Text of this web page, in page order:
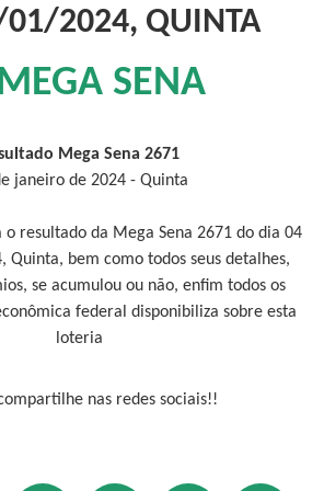
2024, QUINTA
SENA
Mega Sena 2671
janeiro de 2024 - Quinta
o resultado da Mega Sena 2671 do dia 04
Quinta, bem como todos seus detalhes,
se acumulou ou não, enfim todos os
federal disponibiliza sobre esta
loteria
nas redes sociais!!